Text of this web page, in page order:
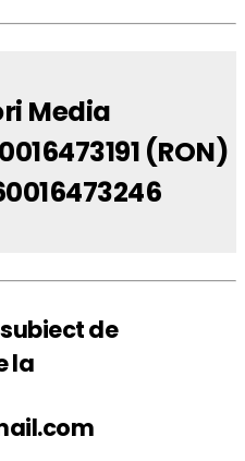
Media
(RON)
de
la